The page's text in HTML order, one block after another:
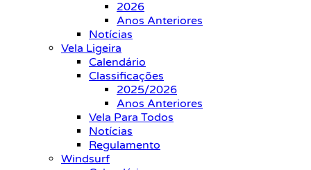
2026
Anos Anteriores
Notícias
Vela Ligeira
Calendário
Classificações
2025/2026
Anos Anteriores
Vela Para Todos
Notícias
Regulamento
Windsurf